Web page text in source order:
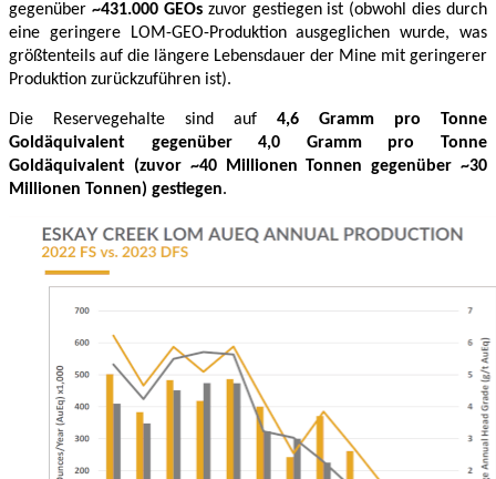
gegenüber ~431.000 GEOszuvor gestiegen ist (obwohl dies durch
eine geringere LOM-GEO-Produktion ausgeglichen wurde, was
größtenteils auf die längere Lebensdauer der Mine mit geringerer
Produktion zurückzuführen ist).
Die Reservegehalte sind auf 4,6 Gramm pro Tonne
Goldäquivalent gegenüber 4,0 Gramm pro Tonne
Goldäquivalent (zuvor ~40 Millionen Tonnen gegenüber ~30
Millionen Tonnen) gestiegen.